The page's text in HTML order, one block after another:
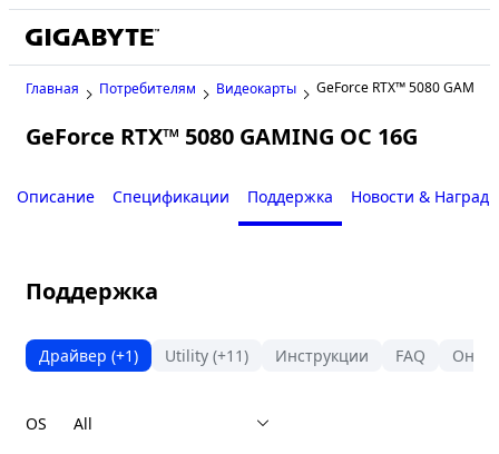
Главная Потребителям Видеокарты GeForce RTX™ 5080
GeForce RTX™ 5080 GAMING OC 16G
Описание Спецификации Поддержка Новости &
Поддержка
Драйвер (+1) Utility (+11) Инструкции FAQ
OS